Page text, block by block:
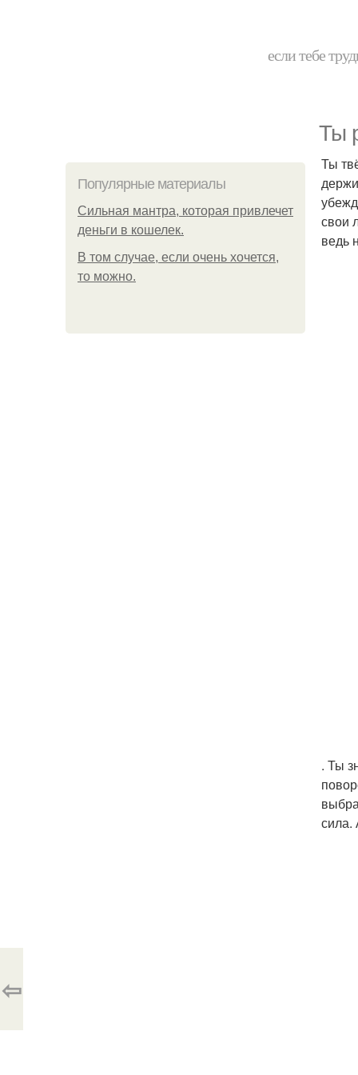
если тебе
Ты
Популярные материалы
Сильная мантра, которая привлечет
деньги в кошелек.
В том случае, если очень хочется,
то можно.
Ты
свои
ведь
. Ты
сила.
⇦